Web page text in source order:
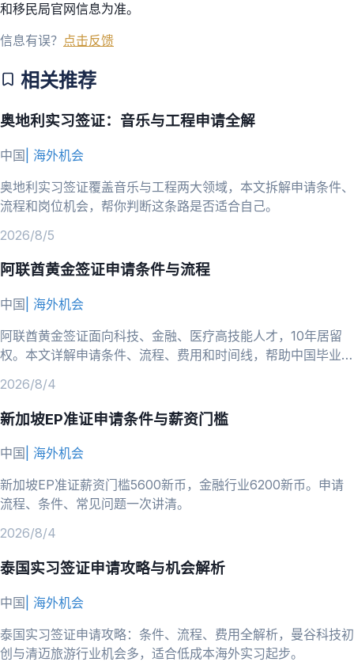
和移民局官网信息为准。
信息有误？ 点击反馈
相关推荐
奥地利实习签证：音乐与工程申请全解
中国 海外机会
奥地利实习签证覆盖音乐与工程两大领域，本文拆解申请条件、
流程和岗位机会，帮你判断这条路是否适合自己。
2026/8/5
阿联酋黄金签证申请条件与流程
中国 海外机会
阿联酋黄金签证面向科技、金融、医疗高技能人才，10年居留
权。本文详解申请条件、流程、费用和时间线，帮助中国毕业生
2026/8/4
新加坡EP准证申请条件与薪资门槛
中国
海外机会
新加坡EP准证薪资门槛5600新币，金融行业6200新币。申请
流程、条件、常见问题一次讲清。
2026/8/4
泰国实习签证申请攻略与机会解析
中国 海外机会
泰国实习签证申请攻略：条件、流程、费用全解析，曼谷科技初
创与清迈旅游行业机会多，适合低成本海外实习起步。